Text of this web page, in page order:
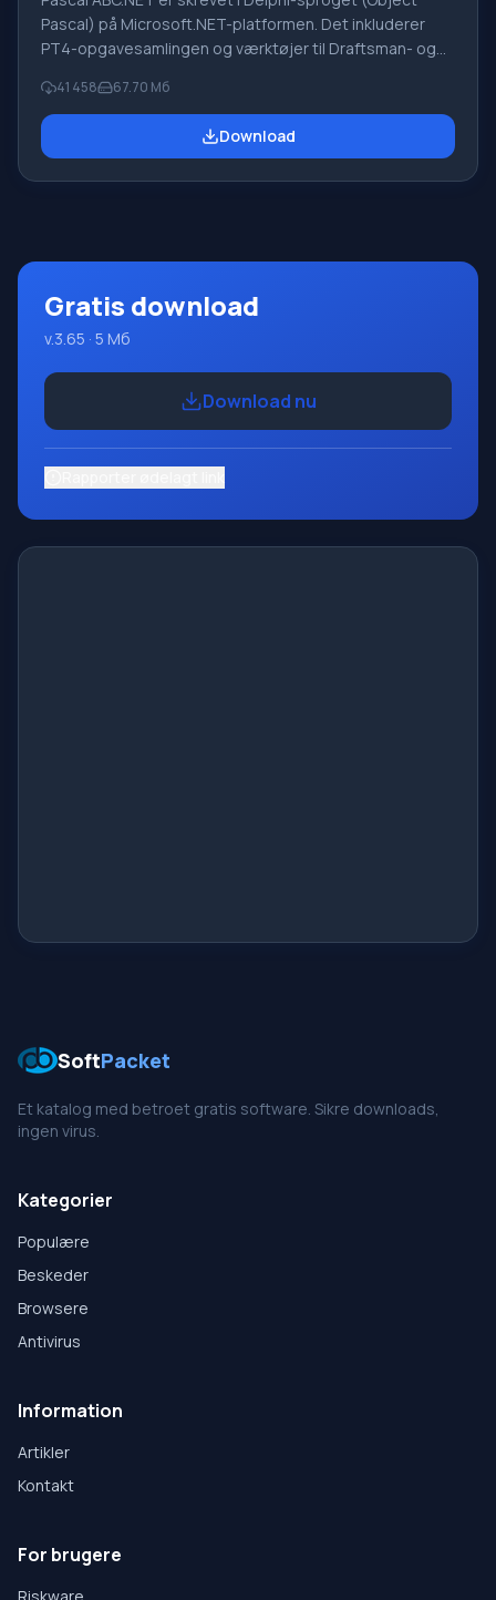
Pascal) på Microsoft.NET-platformen. Det inkluderer
PT4-opgavesamlingen og værktøjer til Draftsman- og
lærer programmering. Hovedformålet med Pascal
ABC.NET-programmeringssystemet er at studere og
undervise i moderne programmeringssprog. Funktioner
41 458 67.70 Мб
Download
Gratis download
v.3.65 · 5 Мб
Download nu
SoftPacket
Et katalog med betroet gratis software. Sikre downloads,
ingen virus.
Kategorier
Populære
Beskeder
Browsere
Antivirus
Information
Artikler
Kontakt
For brugere
Riskware